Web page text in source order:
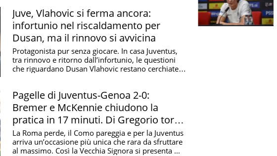
nel 2022-23)
d'Italia?
Juve, Vlahovic si ferma ancora:
infortunio nel riscaldamento per
Dusan, ma il rinnovo si avvicina
Protagonista pur senza giocare. In casa Juventus,
tra rinnovo e ritorno dall’infortunio, le questioni
che riguardano Dusan Vlahovic restano cerchiate
Pagelle di Juventus-Genoa 2-0:
Bremer e McKennie chiudono la
pratica in 17 minuti. Di Gregorio torna
super
La Roma perde, il Como pareggia e per la Juventus
arriva un’occasione più unica che rara da sfruttare
al massimo. Così la Vecchia Signora si presenta ...